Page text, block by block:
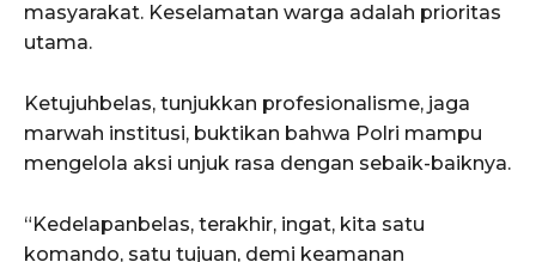
masyarakat. Keselamatan warga adalah prioritas
utama.
Ketujuhbelas, tunjukkan profesionalisme, jaga
marwah institusi, buktikan bahwa Polri mampu
mengelola aksi unjuk rasa dengan sebaik-baiknya.
“Kedelapanbelas, terakhir, ingat, kita satu
komando, satu tujuan, demi keamanan